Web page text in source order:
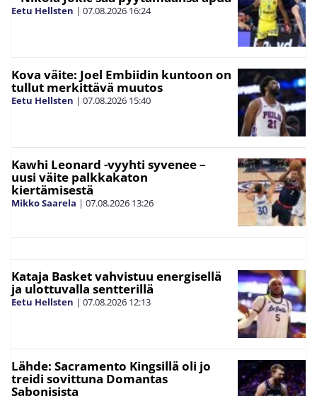
Eetu Hellsten | 07.08.2026 16:24
Kova väite: Joel Embiidin kuntoon on
tullut merkittävä muutos
Eetu Hellsten | 07.08.2026 15:40
Kawhi Leonard -vyyhti syvenee –
uusi väite palkkakaton
kiertämisestä
Mikko Saarela | 07.08.2026 13:26
Kataja Basket vahvistuu energisellä
ja ulottuvalla sentterillä
Eetu Hellsten | 07.08.2026 12:13
Lähde: Sacramento Kingsillä oli jo
treidi sovittuna Domantas
Sabonisista